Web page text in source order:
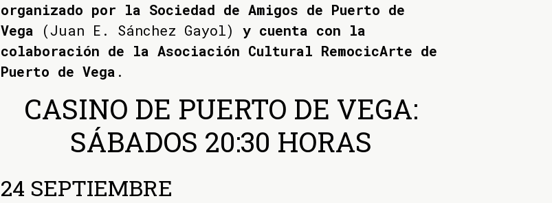
organizado por la Sociedad de Amigos de Puerto de
Vega (Juan E. Sánchez Gayol) y cuenta con la
colaboración de la Asociación Cultural RemocicArte de
Puerto de Vega .
CASINO DE PUERTO DE VEGA:
SÁBADOS 20:30 HORAS
24 SEPTIEMBRE